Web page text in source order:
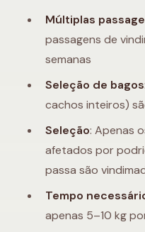
Múltiplas
passagens de
semanas
Seleção de bagos
cachos inteiros)
Seleção: Apenas
afetados por
passa são
Tempo
apenas 5–10 kg